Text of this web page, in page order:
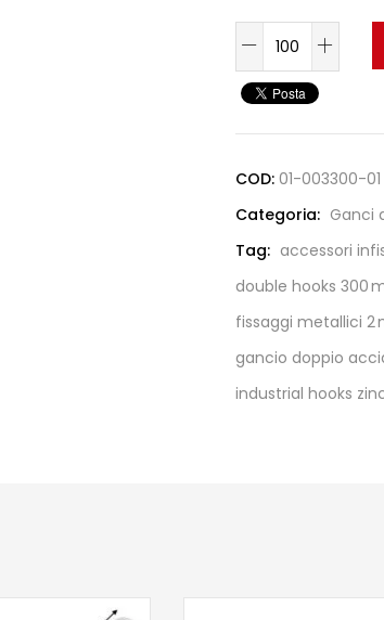
COD: 01-003300-01
Categoria: Ganci
Tag: accessori
double hooks 300
fissaggi metallici 2
gancio doppio
industrial hooks